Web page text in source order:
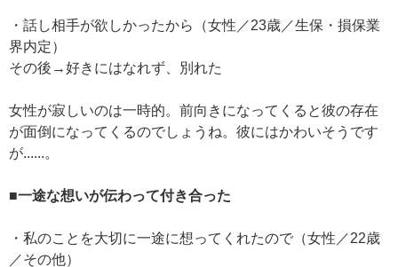
・話し相手が欲しかったから（女性／23歳／生保・損保業
界内定）
その後→好きにはなれず、別れた
女性が寂しいのは一時的。前向きになってくると彼の存在
が面倒になってくるのでしょうね。彼にはかわいそうです
が......。
■一途な想いが伝わって付き合った
・私のことを大切に一途に想ってくれたので（女性／22歳
／その他）